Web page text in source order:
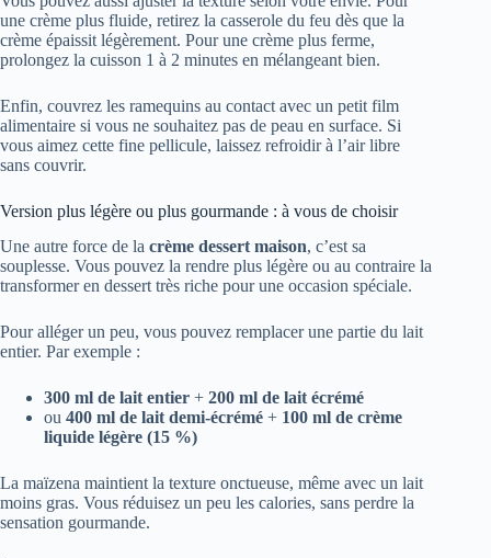
une crème plus fluide, retirez la casserole du feu dès que la
crème épaissit légèrement. Pour une crème plus ferme,
prolongez la cuisson 1 à 2 minutes en mélangeant bien.
Enfin, couvrez les ramequins au contact avec un petit film
alimentaire si vous ne souhaitez pas de peau en surface. Si
vous aimez cette fine pellicule, laissez refroidir à l’air libre
sans couvrir.
Version plus légère ou plus gourmande : à vous de choisir
Une autre force de la crème dessert maison, c’est sa
souplesse. Vous pouvez la rendre plus légère ou au contraire la
transformer en dessert très riche pour une occasion spéciale.
Pour alléger un peu, vous pouvez remplacer une partie du lait
entier. Par exemple :
300 ml de lait entier + 200 ml de lait écrémé
ou 400 ml de lait demi-écrémé + 100 ml de crème
liquide légère (15 %)
La maïzena maintient la texture onctueuse, même avec un lait
moins gras. Vous réduisez un peu les calories, sans perdre la
sensation gourmande.